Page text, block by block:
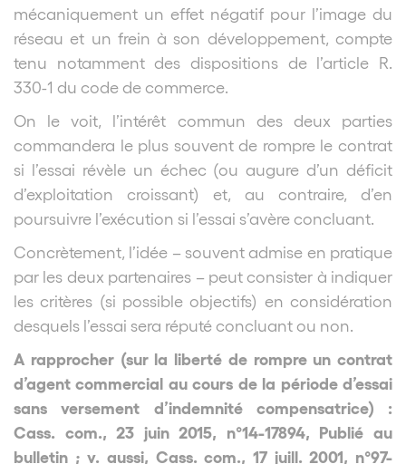
mécaniquement un effet négatif pour l’image du
réseau et un frein à son développement, compte
tenu notamment des dispositions de l’article R.
330-1 du code de commerce.
On le voit, l’intérêt commun des deux parties
commandera le plus souvent de rompre le contrat
si l’essai révèle un échec (ou augure d’un déficit
d’exploitation croissant) et, au contraire, d’en
poursuivre l’exécution si l’essai s’avère concluant.
Concrètement, l’idée – souvent admise en pratique
par les deux partenaires – peut consister à indiquer
les critères (si possible objectifs) en considération
desquels l’essai sera réputé concluant ou non.
A rapprocher (sur la liberté de rompre un contrat
d’agent commercial au cours de la période d’essai
sans versement d’indemnité compensatrice) :
Cass. com., 23 juin 2015, n°14-17894, Publié au
bulletin ; v. aussi, Cass. com., 17 juill. 2001, n°97-